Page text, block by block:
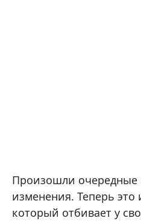
Произошли очередные
изменения. Теперь
который отбивает у